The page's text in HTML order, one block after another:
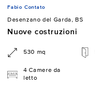
Fabio Contato
Desenzano del Garda, BS
Nuove costruzioni
530 mq
4 Camere da
letto